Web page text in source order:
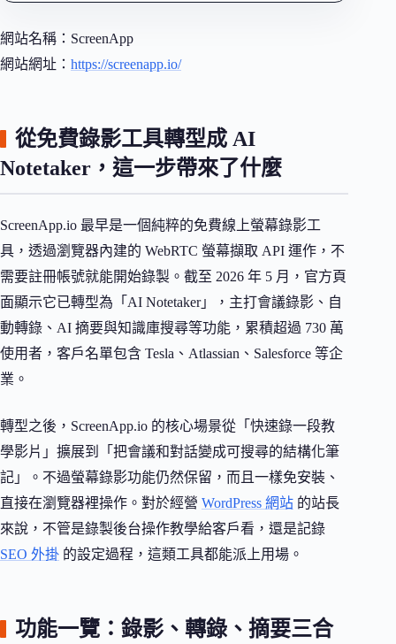
網站名稱：ScreenApp
網站網址： https://screenapp.io/
從免費錄影工具轉型成 AI
Notetaker，這一步帶來了什麼
ScreenApp.io 最早是一個純粹的免費線上螢幕錄影工
具，透過瀏覽器內建的 WebRTC 螢幕擷取 API 運作，不
需要註冊帳號就能開始錄製。截至 2026 年 5 月，官方頁
面顯示它已轉型為「AI Notetaker」，主打會議錄影、自
動轉錄、AI 摘要與知識庫搜尋等功能，累積超過 730 萬
使用者，客戶名單包含 Tesla、Atlassian、Salesforce 等企
業。
轉型之後，ScreenApp.io 的核心場景從「快速錄一段教
學影片」擴展到「把會議和對話變成可搜尋的結構化筆
記」。不過螢幕錄影功能仍然保留，而且一樣免安裝、
直接在瀏覽器裡操作。對於經營 WordPress 網站 的站長
來說，不管是錄製後台操作教學給客戶看，還是記錄
SEO 外掛 的設定過程，這類工具都能派上用場。
功能一覽：錄影、轉錄、摘要三合